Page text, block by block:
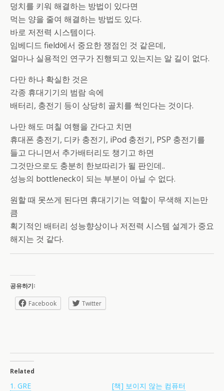
덩치를 키워 해결하는 방법이 있다면
먹는 양을 줄여 해결하는 방법도 있다.
바로 저전력 시스템이다.
임베디드 field에서 중요한 쟁점인 것 같은데,
얼마나 실용적인 연구가 진행되고 있는지는 알 길이 없다.
다만 하나 확실한 것은
각종 휴대기기의 범람 속에
배터리, 충전기 등이 상당히 골치를 썩인다는 것이다.
나만 해도 며칠 여행을 간다고 치면
휴대폰 충전기, 디카 충전기, iPod 충전기, PSP 충전기를
들고 다니면서 추가배터리도 챙기고 하면
그것만으로도 충분히 한보따리가 될 판인데..
성능의 bottleneck이 되는 부분이 아닐 수 없다.
원할 때 못쓰게 된다면 휴대기기는 역할이 무색해 지는만
큼
획기적인 배터리 성능향상이나 저전력 시스템 설계가 중요
해지는 것 같다.
공유하기:
Facebook Twitter
Related
1. GRE [책] 보이지 않는 컴퓨터